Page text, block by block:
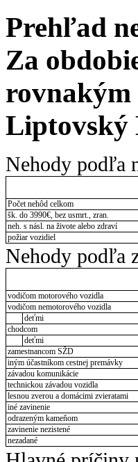
Prehľad
Za
rovnakým
Liptovský
Nehody podľa
Počet nehôd celkom
šk. do 3990€, bez usmrt., zran.
neh. s násl. na živote alebo zdraví
požiar vozidiel
Nehody podľa
vodičom motorového vozidla
vodičom nemotorového vozidla
deťmi
chodcom
deťmi
zamestnancom SŽD
iným účastníkom cestnej premávky
závadou komunikácie
technickou závadou vozidla
lesnou zverou a domácimi zvieratami
iné zavinenie
odrazeným kameňom
zavinenie nezistené
nezadané